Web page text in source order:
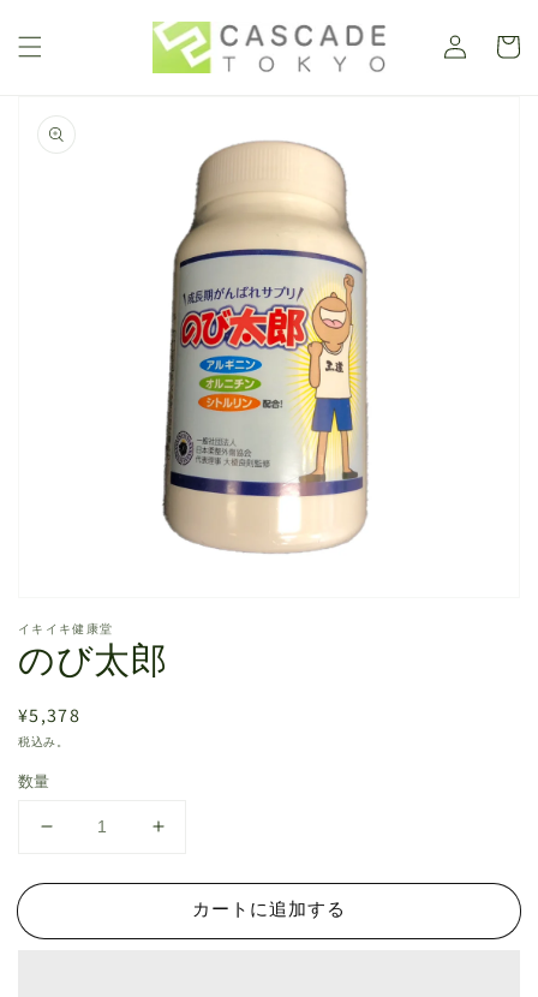
進む
グ
イ
ー
報にス
キップ
ー
ダ
ル
メ
デ
ア
イキイキ健康堂
のび太郎
通
常
価
¥5,378
税込み。
数量
の
カートに追加する